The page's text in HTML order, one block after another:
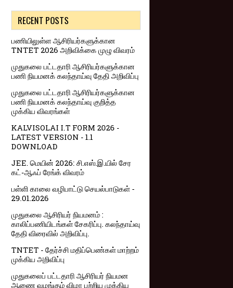
RECENT POSTS
பணியிலுள்ள ஆசிரியர்களுக்கான
TNTET 2026 அறிவிக்கை முழு விவரம்
முதுகலை பட்டதாரி ஆசிரியர்களுக்கான
பணி நியமனக் கலந்தாய்வு தேதி அறிவிப்பு
முதுகலை பட்டதாரி ஆசிரியர்களுக்கான
பணி நியமனக் கலந்தாய்வு குறித்த
முக்கிய விவரங்கள்
KALVISOLAI I.T FORM 2026 -
LATEST VERSION - 1.1
DOWNLOAD
JEE. மெயின் 2026: சி.எஸ்.இ.யில் சேர
கட்-ஆஃப் ரேங்க் விவரம்
பள்ளி காலை வழிபாட்டு செயல்பாடுகள் -
29.01.2026
முதுகலை ஆசிரியர் நியமனம் :
காலிப்பணியிடங்கள் சேகரிப்பு. கலந்தாய்வு
தேதி விரைவில் அறிவிப்பு.
TNTET - தேர்ச்சி மதிப்பெண்கள் மாற்றம்
முக்கிய அறிவிப்பு
முதுகலைப் பட்டதாரி ஆசிரியர் நியமன
ஆணை வழங்கும் விழா பற்றிய முக்கிய